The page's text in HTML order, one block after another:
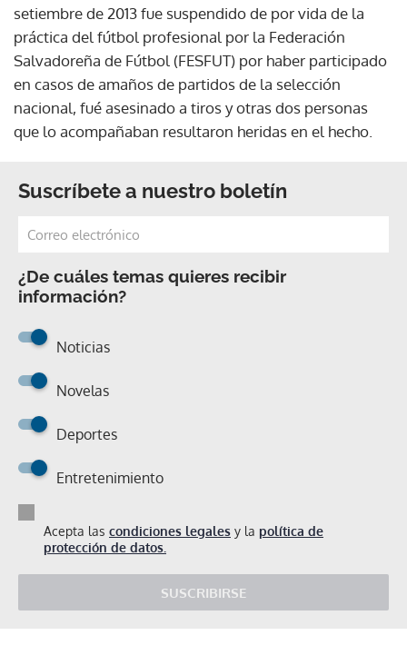
setiembre de 2013 fue suspendido de por vida de la
práctica del fútbol profesional por la Federación
Salvadoreña de Fútbol (FESFUT) por haber participado
en casos de amaños de partidos de la selección
nacional, fué asesinado a tiros y otras dos personas
que lo acompañaban resultaron heridas en el hecho.
Suscríbete a nuestro boletín
¿De cuáles temas quieres recibir
información?
Noticias
Novelas
Deportes
Entretenimiento
Acepta las condiciones legales y la política de
protección de datos.
SUSCRIBIRSE